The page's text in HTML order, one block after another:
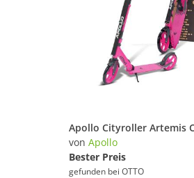
von Apollo
Bester Preis
gefunden bei OTTO